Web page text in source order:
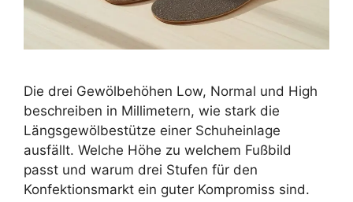
Die drei Gewölbehöhen Low, Normal und High
beschreiben in Millimetern, wie stark die
Längsgewölbestütze einer Schuheinlage
ausfällt. Welche Höhe zu welchem Fußbild
passt und warum drei Stufen für den
Konfektionsmarkt ein guter Kompromiss sind.